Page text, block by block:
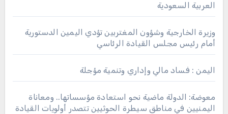
العربية السعودية
وزيرة الخارجية وشؤون المغتربين تؤدي اليمين الدستورية
أمام رئيس مجلس القيادة الرئاسي
اليمن : فساد مالي وإداري وتنمية مؤجلة
معوضة: الدولة ماضية نحو استعادة مؤسساتها.. ومعاناة
اليمنيين في مناطق سيطرة الحوثيين تتصدر أولويات القيادة